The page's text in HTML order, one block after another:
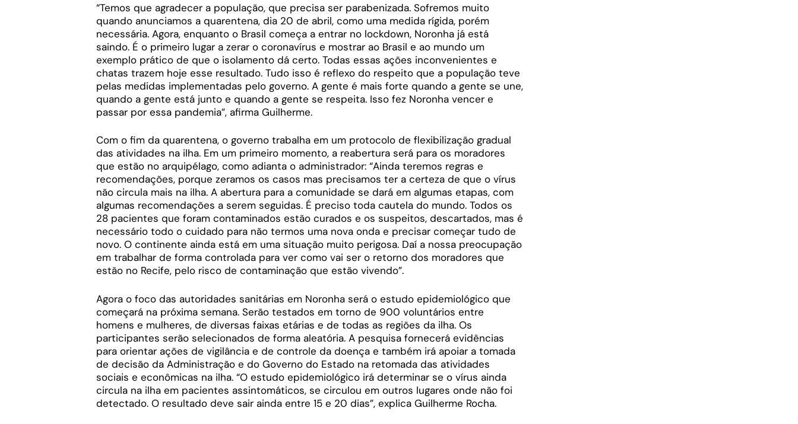
“Temos que agradecer a população, que precisa ser parabenizada. Sofremos muito
quando anunciamos a quarentena, dia 20 de abril, como uma medida rígida, porém
necessária. Agora, enquanto o Brasil começa a entrar no lockdown, Noronha já está
saindo. É o primeiro lugar a zerar o coronavírus e mostrar ao Brasil e ao mundo um
exemplo prático de que o isolamento dá certo. Todas essas ações inconvenientes e
chatas trazem hoje esse resultado. Tudo isso é reflexo do respeito que a população teve
pelas medidas implementadas pelo governo. A gente é mais forte quando a gente se une,
quando a gente está junto e quando a gente se respeita. Isso fez Noronha vencer e
passar por essa pandemia”, afirma Guilherme.
Com o fim da quarentena, o governo trabalha em um protocolo de flexibilização gradual
das atividades na ilha. Em um primeiro momento, a reabertura será para os moradores
que estão no arquipélago, como adianta o administrador: “Ainda teremos regras e
recomendações, porque zeramos os casos mas precisamos ter a certeza de que o vírus
não circula mais na ilha. A abertura para a comunidade se dará em algumas etapas, com
algumas recomendações a serem seguidas. É preciso toda cautela do mundo. Todos os
28 pacientes que foram contaminados estão curados e os suspeitos, descartados, mas é
necessário todo o cuidado para não termos uma nova onda e precisar começar tudo de
novo. O continente ainda está em uma situação muito perigosa. Daí a nossa preocupação
em trabalhar de forma controlada para ver como vai ser o retorno dos moradores que
estão no Recife, pelo risco de contaminação que estão vivendo”.
Agora o foco das autoridades sanitárias em Noronha será o estudo epidemiológico que
começará na próxima semana. Serão testados em torno de 900 voluntários entre
homens e mulheres, de diversas faixas etárias e de todas as regiões da ilha. Os
participantes serão selecionados de forma aleatória. A pesquisa fornecerá evidências
para orientar ações de vigilância e de controle da doença e também irá apoiar a tomada
de decisão da Administração e do Governo do Estado na retomada das atividades
sociais e econômicas na ilha. “O estudo epidemiológico irá determinar se o vírus ainda
circula na ilha em pacientes assintomáticos, se circulou em outros lugares onde não foi
detectado. O resultado deve sair ainda entre 15 e 20 dias”, explica Guilherme Rocha.